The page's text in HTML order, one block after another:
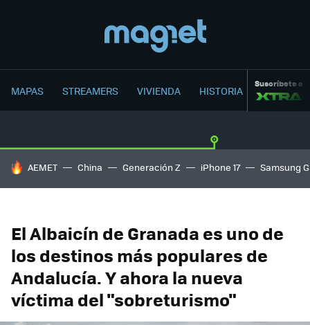
MAPAS STREAMERS VIVIENDA HISTORIA Suscríbete a
HOY SE HABLA DE
AEMET China Generación Z iPhone 17 Samsung
El Albaicín de Granada es uno de
los destinos más populares de
Andalucía. Y ahora la nueva
víctima del "sobreturismo"